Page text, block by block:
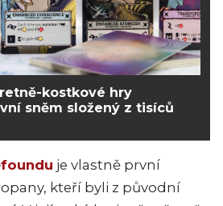
kostkové hry
sněm složený z tisíců
je vlastně první
kteří byli z původní